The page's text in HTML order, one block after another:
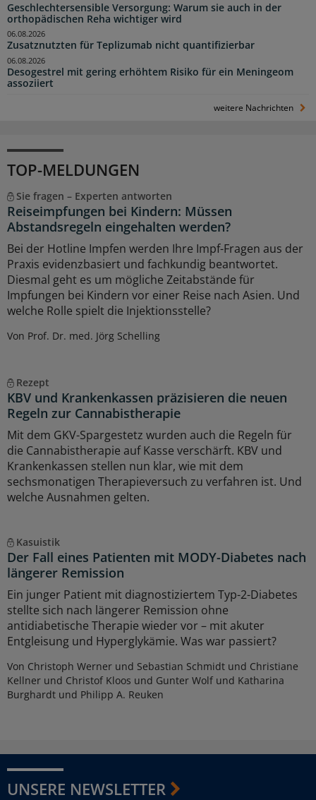
Geschlechtersensible Versorgung: Warum sie auch in der
orthopädischen Reha wichtiger wird
Zusatznutzten für Teplizumab nicht quantifizierbar
06.08.2026
Desogestrel mit gering erhöhtem Risiko für ein Meningeom
assoziiert
06.08.2026
weitere Nachrichten
TOP-MELDUNGEN
Sie fragen – Experten antworten
Reiseimpfungen bei Kindern: Müssen
Abstandsregeln eingehalten werden?
Bei der Hotline Impfen werden Ihre Impf-Fragen aus der
Praxis evidenzbasiert und fachkundig beantwortet.
Diesmal geht es um mögliche Zeitabstände für
Impfungen bei Kindern vor einer Reise nach Asien. Und
welche Rolle spielt die Injektionsstelle?
Von Prof. Dr. med. Jörg Schelling
Rezept
KBV und Krankenkassen präzisieren die neuen
Regeln zur Cannabistherapie
Mit dem GKV-Spargestetz wurden auch die Regeln für
die Cannabistherapie auf Kasse verschärft. KBV und
Krankenkassen stellen nun klar, wie mit dem
sechsmonatigen Therapieversuch zu verfahren ist. Und
welche Ausnahmen gelten.
Kasuistik
Der Fall eines Patienten mit MODY-Diabetes nach
längerer Remission
Ein junger Patient mit diagnostiziertem Typ-2-Diabetes
stellte sich nach längerer Remission ohne
antidiabetische Therapie wieder vor – mit akuter
Entgleisung und Hyperglykämie. Was war passiert?
Von Christoph Werner und Sebastian Schmidt und Christiane
Kellner und Christof Kloos und Gunter Wolf und Katharina
Burghardt und Philipp A. Reuken
UNSERE NEWSLETTER